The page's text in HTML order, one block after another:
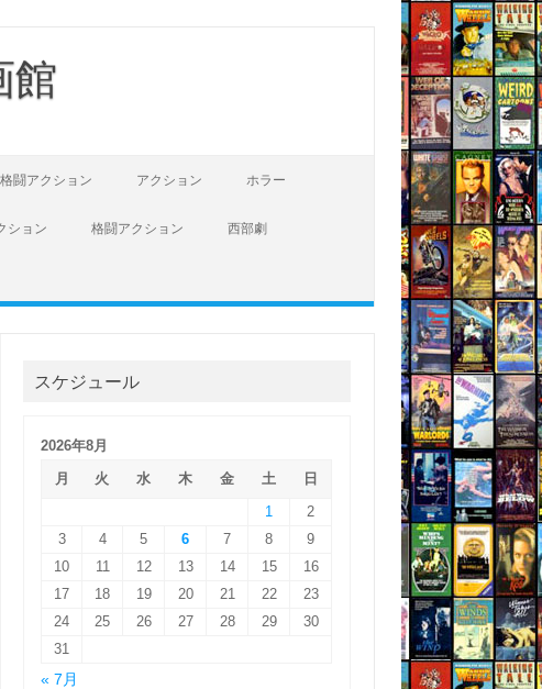
館
格闘アクション アクション ホラー
ション 格闘アクション 西部劇
スケジュール
2026年8月
月
火 水 木 金 土
日
1
2
3
4 5 6 7 8
9
10
11 12 13 14 15
16
17
18 19 20 21 22
23
24
25 26 27 28 29
30
31
« 7月